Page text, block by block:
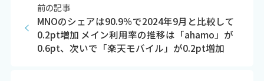
前の記事
MNOのシェアは90.9％で2024年9月と比較して
0.2pt増加 メイン利用率の推移は「ahamo」が
0.6pt、次いで「楽天モバイル」が0.2pt増加